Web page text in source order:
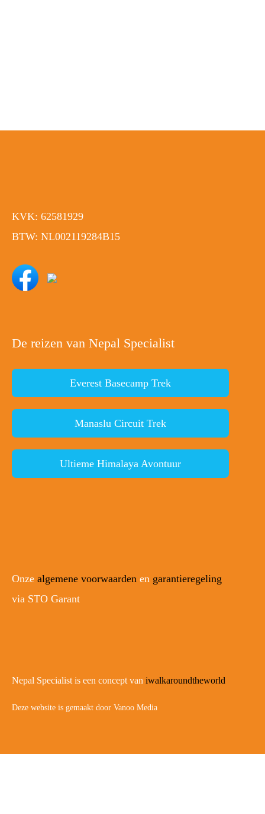
KVK: 62581929
BTW: NL002119284B15
De reizen van Nepal Specialist
Everest Basecamp Trek
Manaslu Circuit Trek
Ultieme Himalaya Avontuur
Onze algemene voorwaarden en garantieregeling
via STO Garant
Nepal Specialist is een concept van iwalkaroundtheworld
Deze website is gemaakt door Vanoo Media